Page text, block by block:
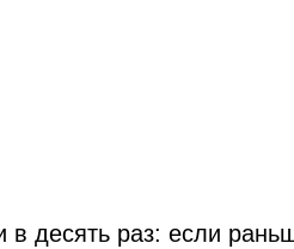
десять раз: если